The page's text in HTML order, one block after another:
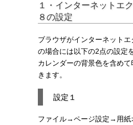
１・インターネットエ
８の設定
ブラウザがインターネットエ
の場合には以下の2点の設定
カレンダーの背景色を含め
きます。
設定１
ファイル→ページ設定→用紙